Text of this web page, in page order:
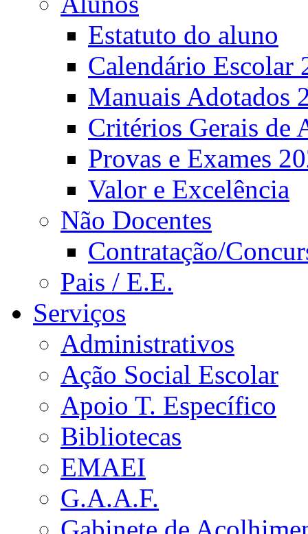
Estatuto do aluno
Calendário Escolar
Manuais Adotados
Critérios Gerais de
Provas e Exames
Valor e Excelência
Não Docentes
Contratação/
Pais / E.E.
Serviços
Administrativos
Ação Social Escolar
Apoio T. Específico
Bibliotecas
EMAEI
G.A.A.F.